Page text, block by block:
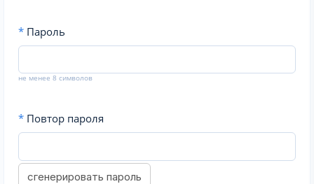
* Пароль
не менее 8 символов
* Повтор пароля
сгенерировать пароль